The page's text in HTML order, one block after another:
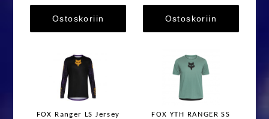
Ostoskoriin Ostoskoriin
FOX Ranger LS Jersey
FOX YTH RANGER SS